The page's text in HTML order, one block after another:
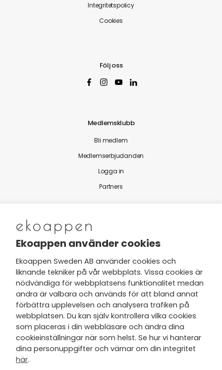
Integritetspolicy
Cookies
Följ oss
Medlemsklubb
Bli medlem
Medlemserbjudanden
Logga in
Partners
Nytt från Ekoappen
Jag har tagit del av Ekoappens
personuppgifts- och
integritetspolicyoch tar gärna del
av nyheter, hälsotips och exklusiva
erbjudanden via min e-post.
Ekoappen använder cookies
Ekoappen Sweden AB använder cookies och
liknande tekniker på vår webbplats. Vissa cookies är
nödvändiga för webbplatsens funktionalitet medan
andra är valbara och används för att bland annat
förbättra upplevelsen och analysera trafiken på
webbplatsen. Du kan själv kontrollera vilka cookies
som placeras i din webbläsare och ändra dina
cookieinställningar när som helst. Se hur vi hanterar
dina personuppgifter och värnar om din integritet
här.